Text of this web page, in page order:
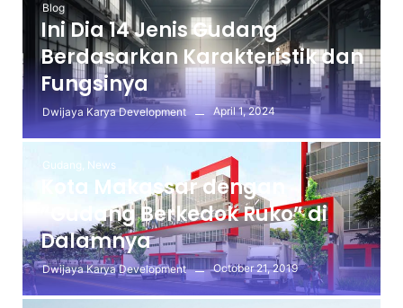
Blog
Ini Dia 14 Jenis Gudang
Berdasarkan Karakteristik dan
Fungsinya
Dwijaya Karya Development April 1, 2024
Gudang, News
Kota Makassar dengan
“Gudang Berkedok Ruko” di
Dalamnya
Dwijaya Karya Development October 21, 2019